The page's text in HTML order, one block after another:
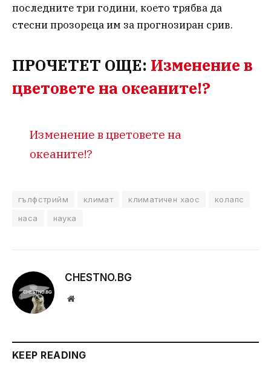
последните три години, което трябва да
стесни прозореца им за прогнозиран срив.
ПРОЧЕТЕТ ОЩЕ: Изменение в
цветовете на океаните!?
Изменение в цветовете на
океаните!?
гълфстрийм климат климатичен хаос
колапс
наса
наука
CHESTNO.BG
Website
KEEP READING